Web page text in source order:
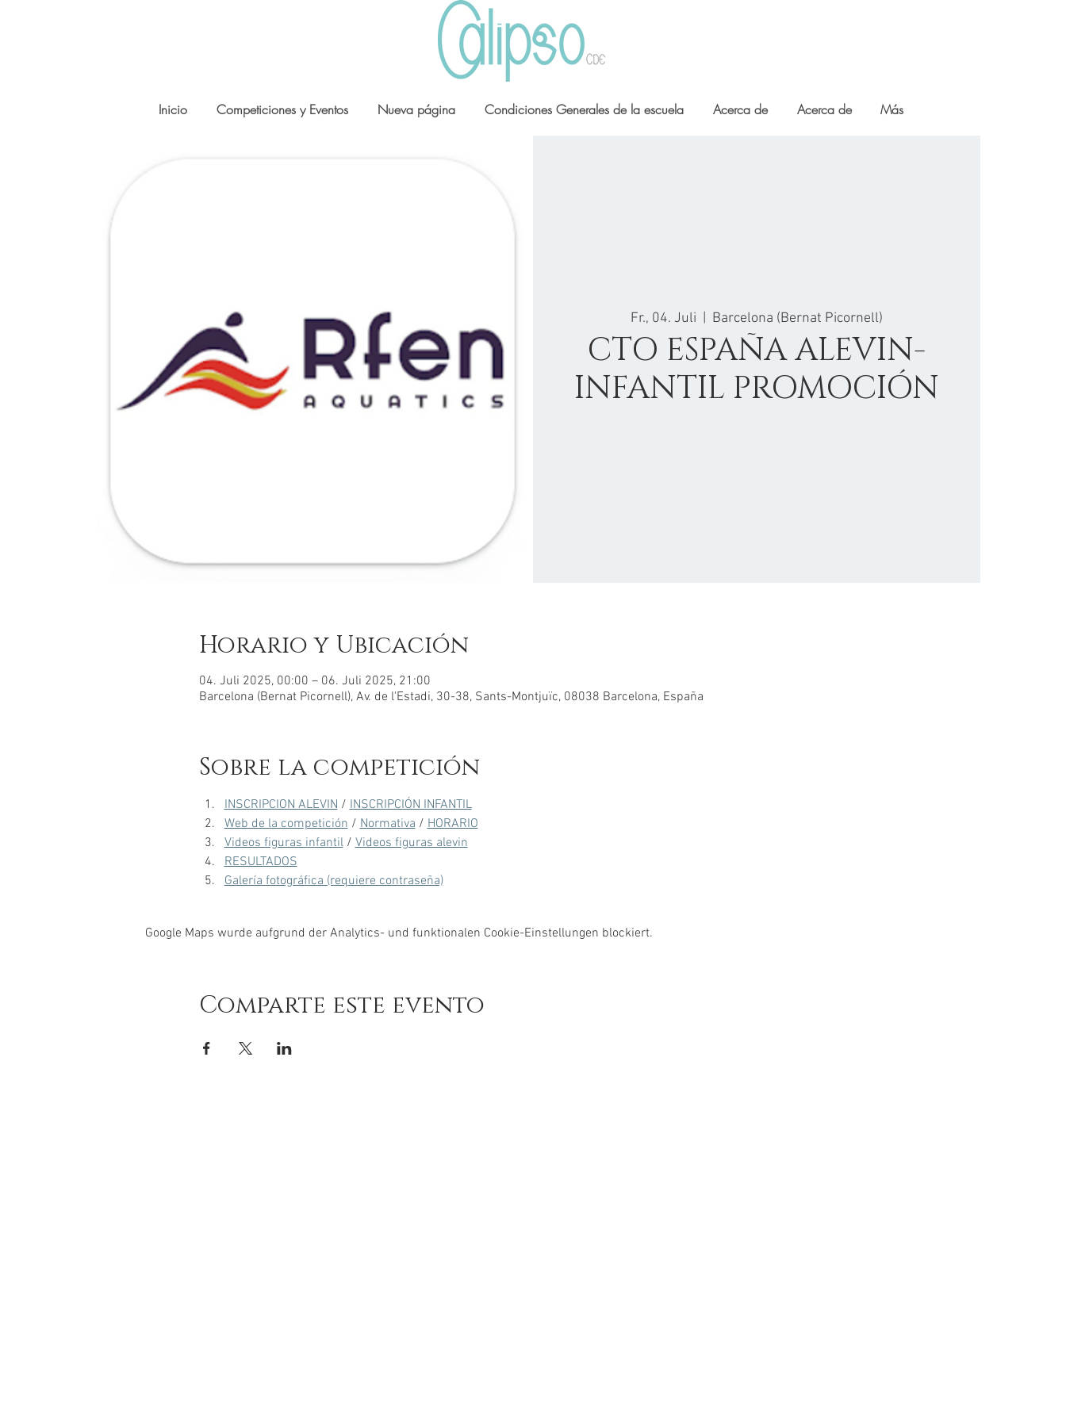
Inicio Competiciones y Eventos Nueva página Condiciones Generales de la escuela Acerca de Acerca de Más
Fr., 04. Juli
  |
Barcelona (Bernat Picornell)
CTO ESPAÑA ALEVIN-
INFANTIL PROMOCIÓN
Horario y Ubicación
04. Juli 2025, 00:00 – 06. Juli 2025, 21:00
Barcelona (Bernat Picornell), Av. de l'Estadi, 30-38, Sants-Montjuïc, 08038 Barcelona, España
Sobre la competición
INSCRIPCION ALEVIN / INSCRIPCIÓN INFANTIL
Web de la competición / Normativa / HORARIO
Videos figuras infantil / Videos figuras alevin
RESULTADOS
Galería fotográfica (requiere contraseña)
Google Maps wurde aufgrund der Analytics- und funktionalen Cookie-Einstellungen blockiert.
Comparte este evento